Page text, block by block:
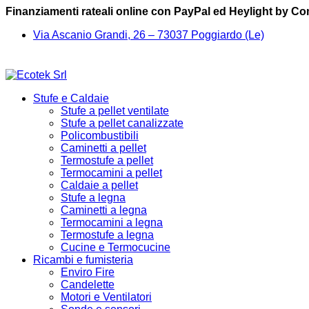
Finanziamenti rateali online con PayPal ed Heylight by
Via Ascanio Grandi, 26 – 73037 Poggiardo (Le)
Stufe e Caldaie
Stufe a pellet ventilate
Stufe a pellet canalizzate
Policombustibili
Caminetti a pellet
Termostufe a pellet
Termocamini a pellet
Caldaie a pellet
Stufe a legna
Caminetti a legna
Termocamini a legna
Termostufe a legna
Cucine e Termocucine
Ricambi e fumisteria
Enviro Fire
Candelette
Motori e Ventilatori